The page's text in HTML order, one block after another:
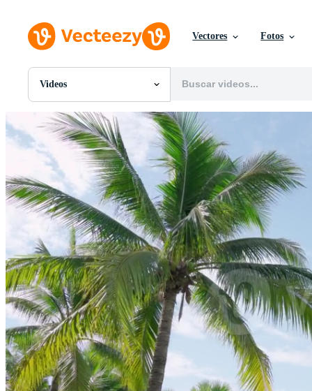
Vectores Fotos
Videos
Todas Imágenes
Fotos
PNGs
PSDs
SVGs
Plantillas
Vectores
Videos
Gráficos en Movimiento
Imágenes Editoriales
Eventos Editoriales